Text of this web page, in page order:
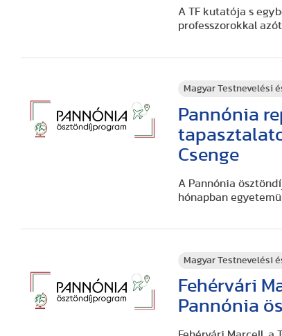
A TF kutatója s
professzorokkal
Magyar Testnevelési
Pannónia
Csenge
A Pannónia
hónapban
Magyar Testnevelési
Fehérvári
Pannónia